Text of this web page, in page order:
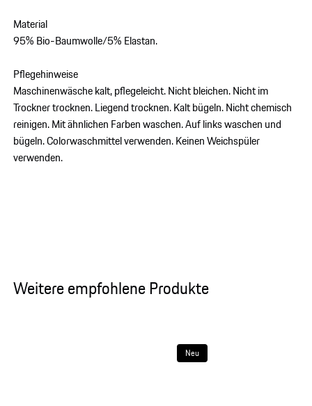
Material
95% Bio-Baumwolle/5% Elastan.
Pflegehinweise
Maschinenwäsche kalt, pflegeleicht. Nicht bleichen. Nicht im
Trockner trocknen. Liegend trocknen. Kalt bügeln. Nicht chemisch
reinigen. Mit ähnlichen Farben waschen. Auf links waschen und
bügeln. Colorwaschmittel verwenden. Keinen Weichspüler
verwenden.
Weitere empfohlene Produkte
Neu